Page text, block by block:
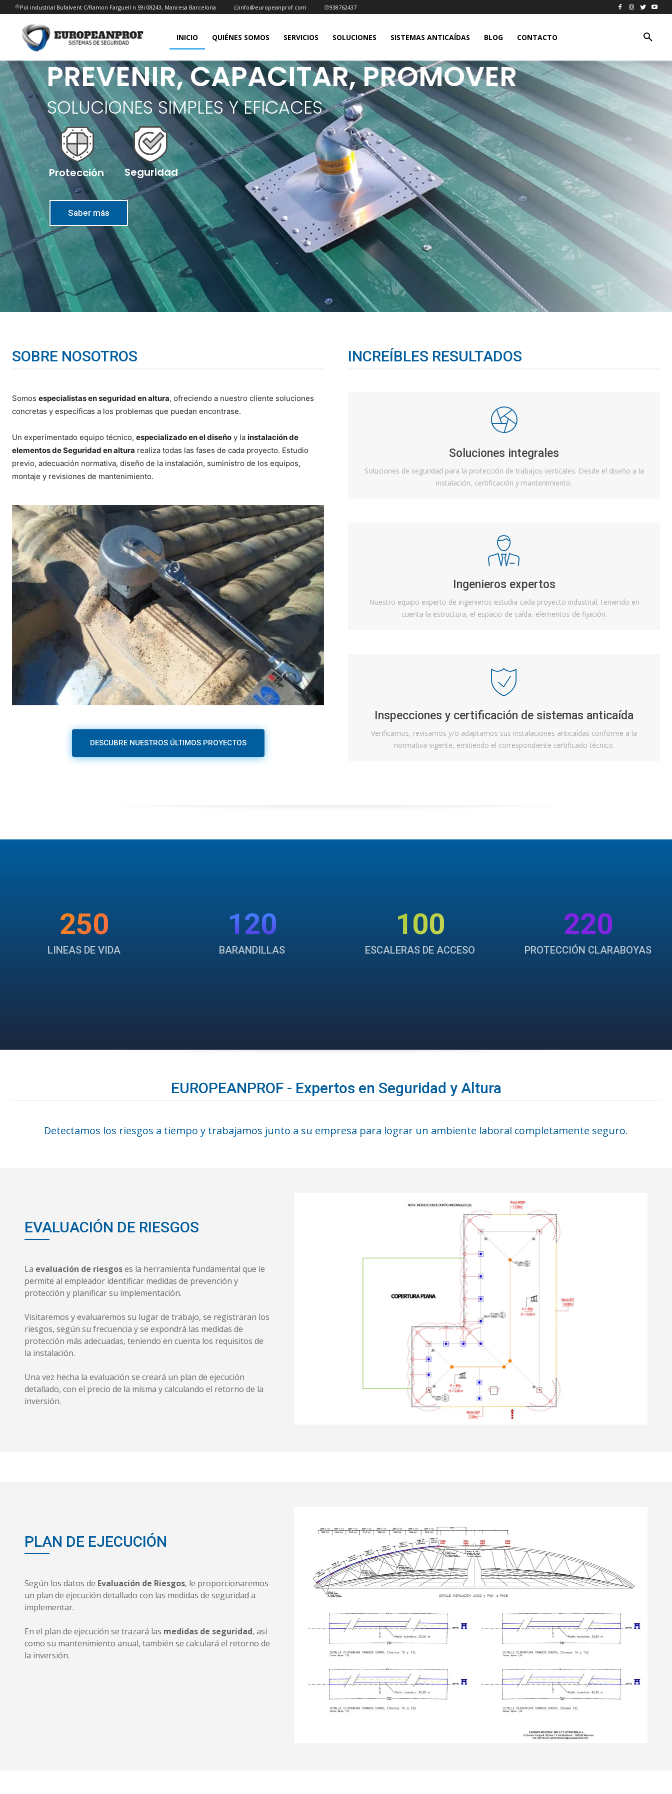
Pol industrial Bufalvent C/Ramon Farguell n 59i 08243, Manresa Barcelona info@europeanprof.com 938762437
INICIO QUIÉNES SOMOS SERVICIOS SOLUCIONES SISTEMAS ANTICAÍDAS BLOG CONTACTO
PREVENIR, CAPACITAR, PROMOVER
SOLUCIONES SIMPLES Y EFICACES
Protección Seguridad
Saber más
SOBRE NOSOTROS
Somos especialistas en seguridad en altura, ofreciendo a nuestro cliente soluciones
concretas y específicas a los problemas que puedan encontrase.
Un experimentado equipo técnico, especializado en el diseño y la instalación de
elementos de Seguridad en altura realiza todas las fases de cada proyecto. Estudio
previo, adecuación normativa, diseño de la instalación, suministro de los equipos,
montaje y revisiones de mantenimiento.
DESCUBRE NUESTROS ÚLTIMOS PROYECTOS
INCREÍBLES RESULTADOS
Soluciones integrales
Soluciones de seguridad para la protección de trabajos verticales. Desde el diseño a la
instalación, certificación y mantenimiento.
Ingenieros expertos
Nuestro equipo experto de ingenieros estudia cada proyecto industrial, teniendo en
cuenta la estructura, el espacio de caída, elementos de fijación.
Inspecciones y certificación de sistemas anticaída
Verificamos, revisamos y/o adaptamos sus instalaciones anticaídas conforme a la
normativa vigente, emitiendo el correspondiente certificado técnico.
250
LINEAS DE VIDA
120
BARANDILLAS
100
ESCALERAS DE ACCESO
220
PROTECCIÓN CLARABOYAS
EUROPEANPROF - Expertos en Seguridad y Altura
Detectamos los riesgos a tiempo y trabajamos junto a su empresa para lograr un ambiente laboral completamente seguro.
EVALUACIÓN DE RIESGOS
La evaluación de riesgoses la herramienta fundamental que le
permite al empleador identificar medidas de prevención y
protección y planificar su implementación.
Visitaremos y evaluaremos su lugar de trabajo, se registraran los
riesgos, según su frecuencia y se expondrá las medidas de
protección más adecuadas, teniendo en cuenta los requisitos de
la instalación.
Una vez hecha la evaluación se creará un plan de ejecución
detallado, con el precio de la misma y calculando el retorno de la
inversión.
PLAN DE EJECUCIÓN
Según los datos de Evaluación de Riesgos, le proporcionaremos
un plan de ejecución detallado con las medidas de seguridad a
implementar.
En el plan de ejecución se trazará las medidas de seguridad, así
como su mantenimiento anual, también se calculará el retorno de
la inversión.